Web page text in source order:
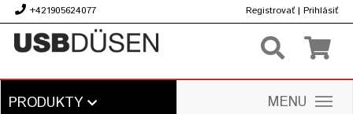
+421905624077 Registrovať | Prihlásiť
PRODUKTY MENU